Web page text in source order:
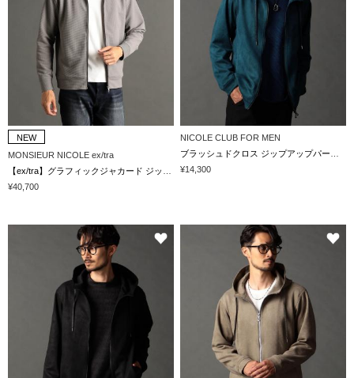
NEW
MONSIEUR NICOLE ex/tra
¥40,700
NICOLE CLUB FOR MEN
¥14,300